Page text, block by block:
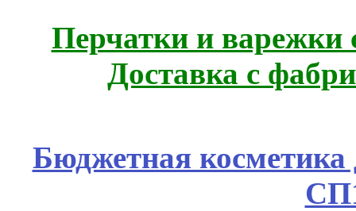
Перчатки и варежки
Доставка с
Бюджетная косметика